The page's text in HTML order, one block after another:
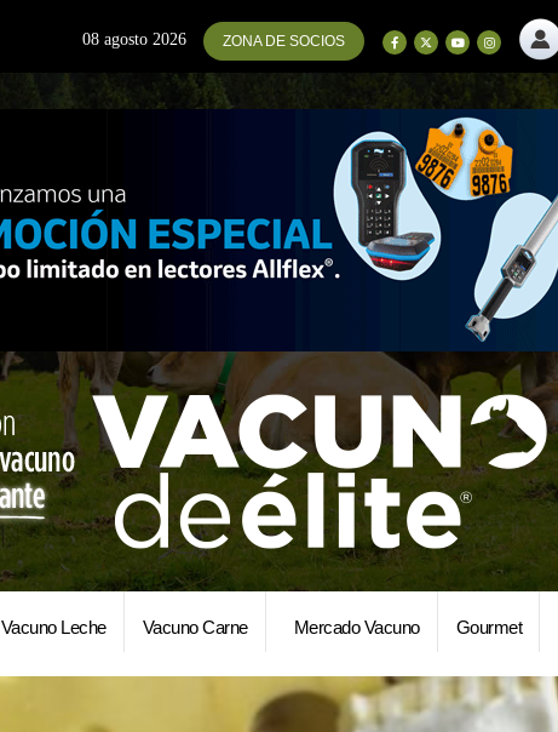
08 agosto 2026 ZONA DE SOCIOS
Vacuno Leche Vacuno Carne Mercado Vacuno Gourmet